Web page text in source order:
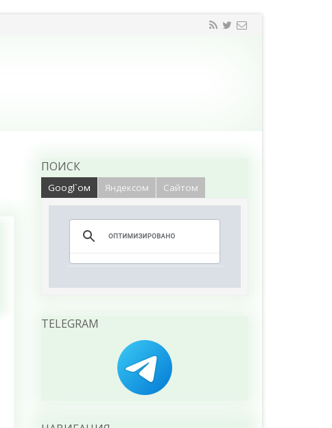
ПОИСК
Googl`ом Яндексом Сайтом
TELEGRAM